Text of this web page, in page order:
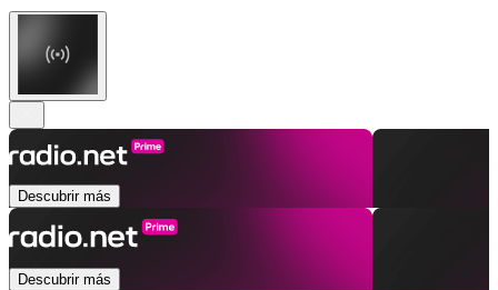
Descubrir más
Descubrir más